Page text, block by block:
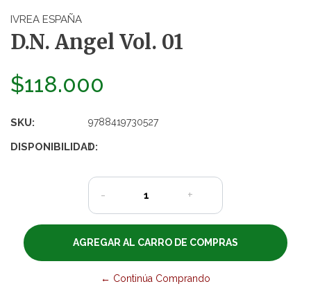
IVREA ESPAÑA
D.N. Angel Vol. 01
$118.000
SKU: 9788419730527
DISPONIBILIDAD:
1
- +
← Continúa Comprando